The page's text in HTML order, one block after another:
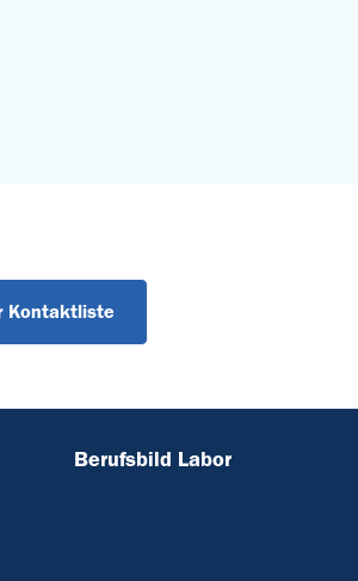
Kontaktliste
Berufsbild Labor